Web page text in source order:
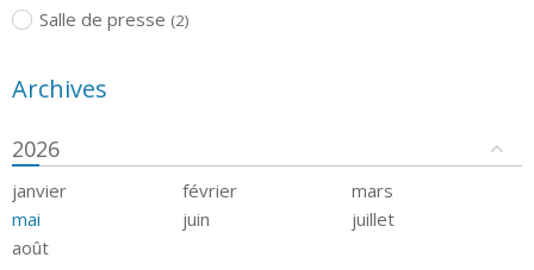
Salle de presse (2)
Archives
2026
janvier février
mars
mai
juin
juillet
août